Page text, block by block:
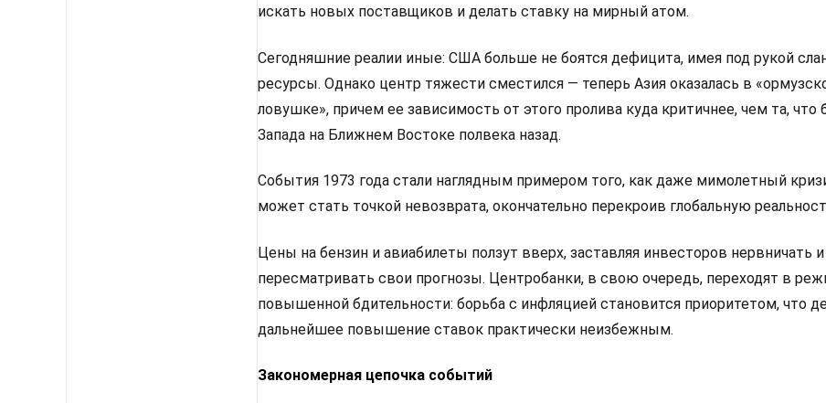
искать новых поставщиков и делать ставку на мирный атом.
Сегодняшние реалии иные: США больше не боятся дефицита, имея под рукой
ресурсы. Однако центр тяжести сместился — теперь Азия оказалась в
ловушке», причем ее зависимость от этого пролива куда критичнее, чем та, что
Запада на Ближнем Востоке полвека назад.
События 1973 года стали наглядным примером того, как даже мимолетный
может стать точкой невозврата, окончательно перекроив глобальную
Цены на бензин и авиабилеты ползут вверх, заставляя инвесторов нервничать и
пересматривать свои прогнозы. Центробанки, в свою очередь, переходят в
повышенной бдительности: борьба с инфляцией становится приоритетом, что
дальнейшее повышение ставок практически неизбежным.
Закономерная цепочка событий